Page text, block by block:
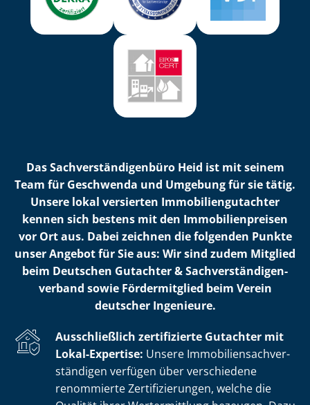
Das Sach­ver­stän­di­gen­bü­ro Heid ist mit seinem
Team für Geschwenda und Umgebung für sie tätig.
Unsere lokal versierten Im­mo­bi­li­en­gut­ach­ter
kennen sich bestens mit den Im­mo­bi­li­en­prei­sen
vor Ort aus. Dabei zeichnen die folgenden Punkte
unser Angebot für Sie aus: Wir sind zudem Mitglied
beim Deutschen Gutachter & Sach­ver­stän­di­gen­
ver­band sowie Fördermitglied beim Verein
deutscher Ingenieure.
Ausschließlich zertifizierte Gutachter mit
Lokal-Expertise: Unsere Im­mo­bi­li­en­sach­ver­
stän­di­gen verfügen über verschiedene
renommierte Zer­ti­fi­zie­run­gen, welche die